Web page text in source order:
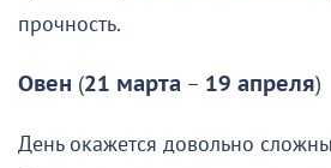
прочность.
Овен (21 марта – 19 апреля)
День окажется довольно